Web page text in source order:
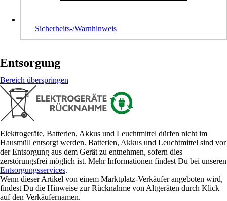
Sicherheits-/Warnhinweis
Entsorgung
Bereich überspringen
Elektrogeräte, Batterien, Akkus und Leuchtmittel dürfen nicht im
Hausmüll entsorgt werden. Batterien, Akkus und Leuchtmittel sind vor
der Entsorgung aus dem Gerät zu entnehmen, sofern dies
zerstörungsfrei möglich ist. Mehr Informationen findest Du bei unseren
Entsorgungsservices.
Wenn dieser Artikel von einem Marktplatz-Verkäufer angeboten wird,
findest Du die Hinweise zur Rücknahme von Altgeräten durch Klick
auf den Verkäufernamen.